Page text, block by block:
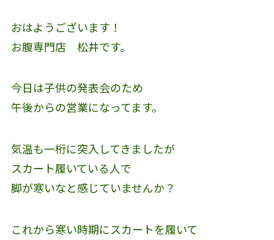
おはようございます！
お腹専門店 松井です。
今日は子供の発表会のため
午後からの営業になってます。
気温も一桁に突入してきましたが
スカート履いている人で
脚が寒いなと感じていませんか？
これから寒い時期にスカートを履いて